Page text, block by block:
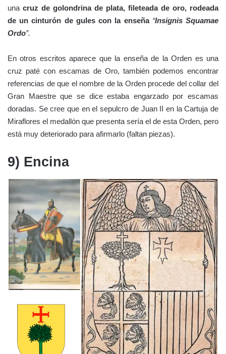
una cruz de golondrina de plata, fileteada de oro, rodeada
de un cinturón de gules con la enseña “Insignis Squamae
Ordo”.
En otros escritos aparece que la enseña de la Orden es una
cruz paté con escamas de Oro, también podemos encontrar
referencias de que el nombre de la Orden procede del collar del
Gran Maestre que se dice estaba engarzado por escamas
doradas. Se cree que en el sepulcro de Juan II en la Cartuja de
Miraflores el medallón que presenta sería el de esta Orden, pero
está muy deteriorado para afirmarlo (faltan piezas).
9) Encina